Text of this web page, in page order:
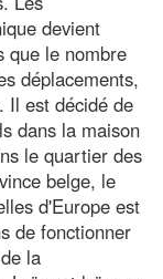
devient
que le nombre
déplacements,
Il est décidé de
dans la maison
le quartier des
belge, le
d'Europe est
de fonctionner
la